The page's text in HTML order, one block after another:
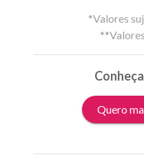
*Valores
Quero